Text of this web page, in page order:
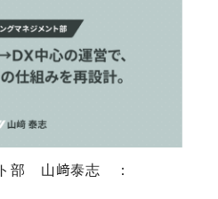
ト部 山﨑泰志 ：